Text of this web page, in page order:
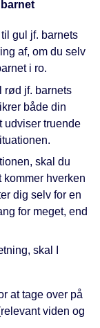
gul jf. barnets
af, om du selv
i ro.
rød jf. barnets
både din
udviser truende
skal du
hverken
dig selv for en
for meget, end
skal I
at tage over på
viden og